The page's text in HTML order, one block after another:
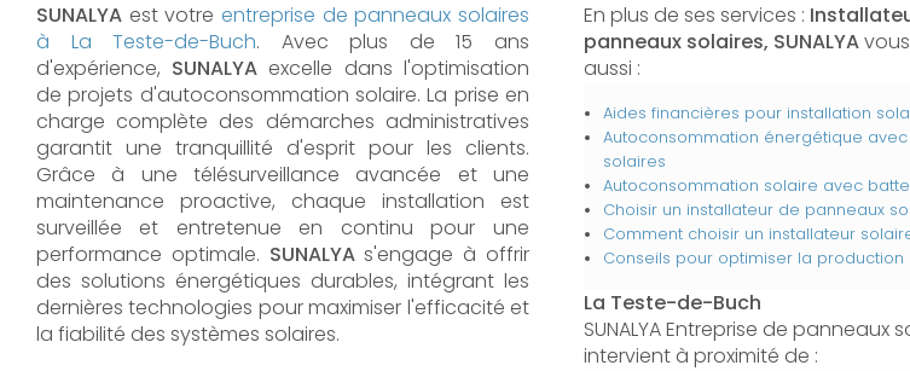
SUNALYA est votre entreprise de panneaux solaires
à La Teste-de-Buch. Avec plus de 15 ans
d'expérience, SUNALYA excelle dans l'optimisation
de projets d'autoconsommation solaire. La prise en
charge complète des démarches administratives
garantit une tranquillité d'esprit pour les clients.
Grâce à une télésurveillance avancée et une
maintenance proactive, chaque installation est
surveillée et entretenue en continu pour une
performance optimale. SUNALYAs'engage à offrir
des solutions énergétiques durables, intégrant les
dernières technologies pour maximiser l'efficacité et
la fiabilité des systèmes solaires.
En plus de ses services :
panneaux solaires, SUNALYA
aussi :
Aides financières pour installation
Autoconsommation énergétique
solaires
Autoconsommation solaire avec
Choisir un installateur de panneaux
Comment choisir un installateur
Conseils pour optimiser la production
La Teste-de-Buch
SUNALYA Entreprise de panneaux
intervient à proximité de :